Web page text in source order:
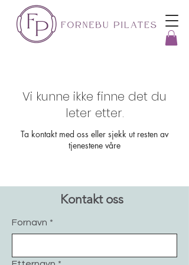
Vi kunne ikke finne det du
leter etter.
Ta kontakt med oss eller sjekk ut resten av
tjenestene våre
Kontakt oss
Fornavn *